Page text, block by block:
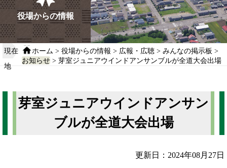
役場からの情報
現在
地
ホーム >役場からの情報 > 広報・広聴 >みんなの掲示板 >
お知らせ > 芽室ジュニアウインドアンサンブルが全道大会出場
芽室ジュニアウインドアンサン
ブルが全道大会出場
更新日：2024年08月27日